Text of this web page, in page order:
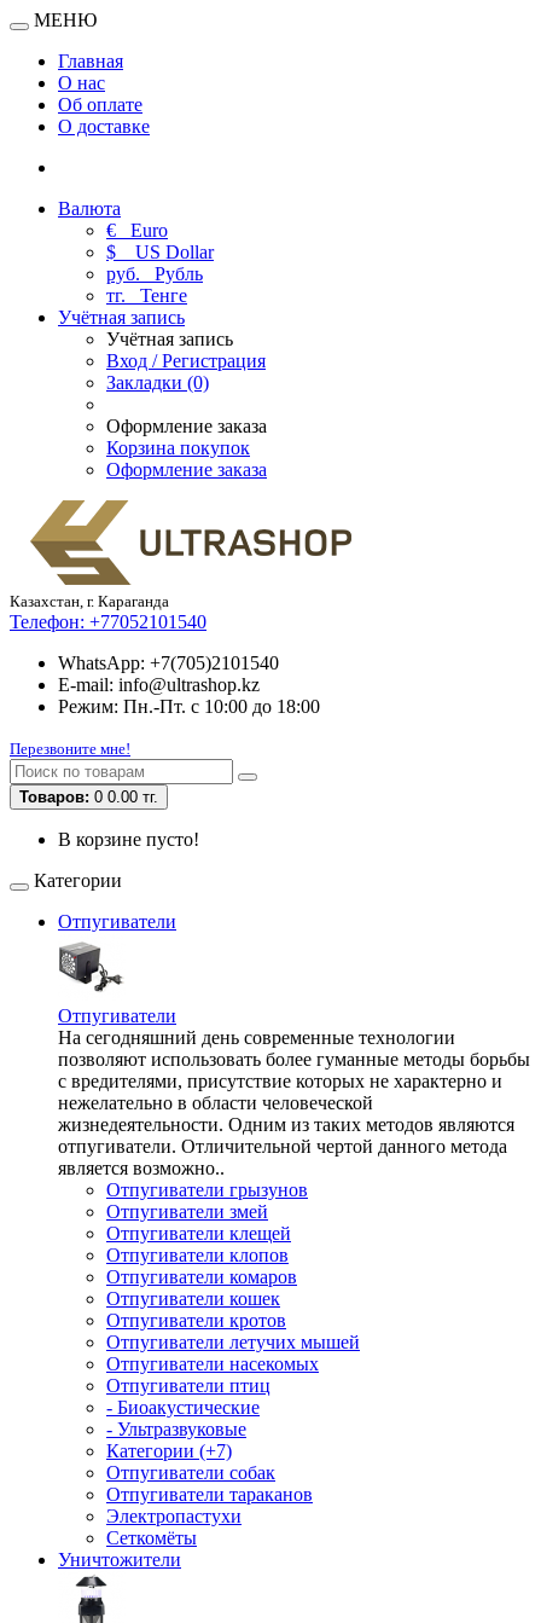
МЕНЮ
Главная
О нас
Об оплате
О доставке
Валюта
€ Euro
$
US Dollar
руб. Рубль
тг. Тенге
Учётная запись
Учётная запись
Вход / Регистрация
Закладки (0)
Оформление заказа
Корзина покупок
Оформление заказа
Казахстан, г. Караганда
Телефон: +77052101540
WhatsApp: +7(705)2101540
E-mail: info@ultrashop.kz
Режим: Пн.-Пт. с 10:00 до 18:00
Перезвоните мне!
Товаров: 0 0.00 тг.
В корзине пусто!
Категории
Отпугиватели
Отпугиватели
На сегодняшний день современные технологии
позволяют использовать более гуманные методы борьбы
с вредителями, присутствие которых не характерно и
нежелательно в области человеческой
жизнедеятельности. Одним из таких методов являются
отпугиватели. Отличительной чертой данного метода
является возможно..
Отпугиватели грызунов
Отпугиватели змей
Отпугиватели клещей
Отпугиватели клопов
Отпугиватели комаров
Отпугиватели кошек
Отпугиватели кротов
Отпугиватели летучих мышей
Отпугиватели насекомых
Отпугиватели птиц
- Биоакустические
- Ультразвуковые
Категории (+7)
Отпугиватели собак
Отпугиватели тараканов
Электропастухи
Сеткомёты
Уничтожители